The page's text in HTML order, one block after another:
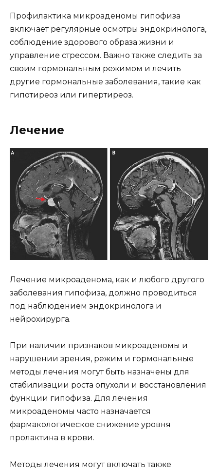
Профилактика микроаденомы гипофиза
включает регулярные осмотры эндокринолога,
соблюдение здорового образа жизни и
управление стрессом. Важно также следить за
своим гормональным режимом и лечить
другие гормональные заболевания, такие как
гипотиреоз или гипертиреоз.
Лечение
Лечение микроаденома, как и любого другого
заболевания гипофиза, должно проводиться
под наблюдением эндокринолога и
нейрохирурга.
При наличии признаков микроаденомы и
нарушении зрения, режим и гормональные
методы лечения могут быть назначены для
стабилизации роста опухоли и восстановления
функции гипофиза. Для лечения
микроаденомы часто назначается
фармакологическое снижение уровня
пролактина в крови.
Методы лечения могут включать также